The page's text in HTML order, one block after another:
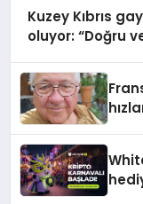
Kuzey Kıbrıs
oluyor: “Doğru